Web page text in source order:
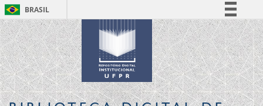
BRASIL
Simplifique!
Comunica BR
Participe
Acesso à informação
Legislação